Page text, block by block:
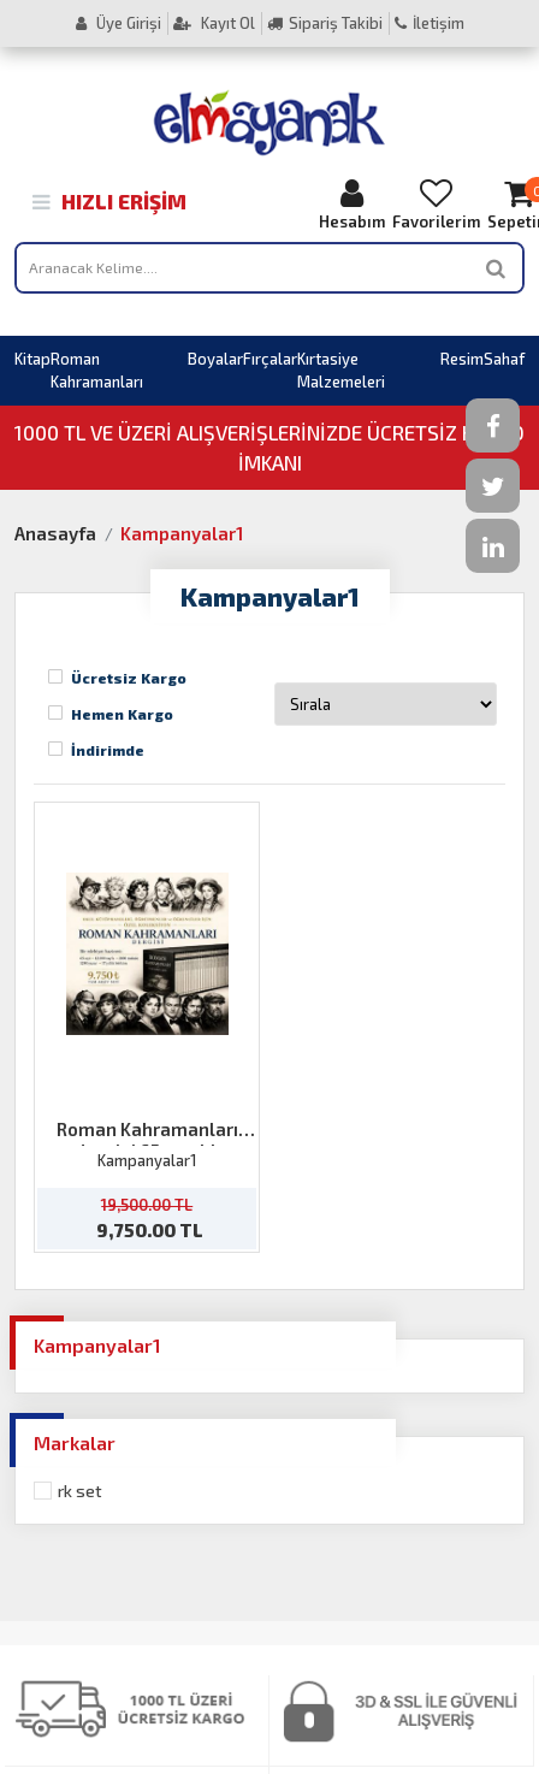
Üye Girişi Kayıt Ol Sipariş Takibi İletişim
HIZLI ERIŞIM
Hesabım Favorilerim
KitapRoman
Kahramanları
BoyalarFırçalarKırtasiye
Malzemeleri
ResimSahaf
1000 TL VE ÜZERI ALIŞVERIŞLERINIZDE ÜCRETSİZ KARGO
İMKANI
Anasayfa Kampanyalar1
Kampanyalar1
Markalar
rk set
Kampanyalar1
Ücretsiz Kargo
Hemen Kargo
İndirimde
Roman Kahramanları
dergisi 65 sayılık
kampanya
Kampanyalar1
19,500.00 TL
9,750.00 TL